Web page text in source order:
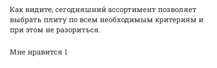
Как видите, сегодняшний ассортимент позволяет
выбрать плиту по всем необходимым критериям и
при этом не разориться.
Мне нравится 1